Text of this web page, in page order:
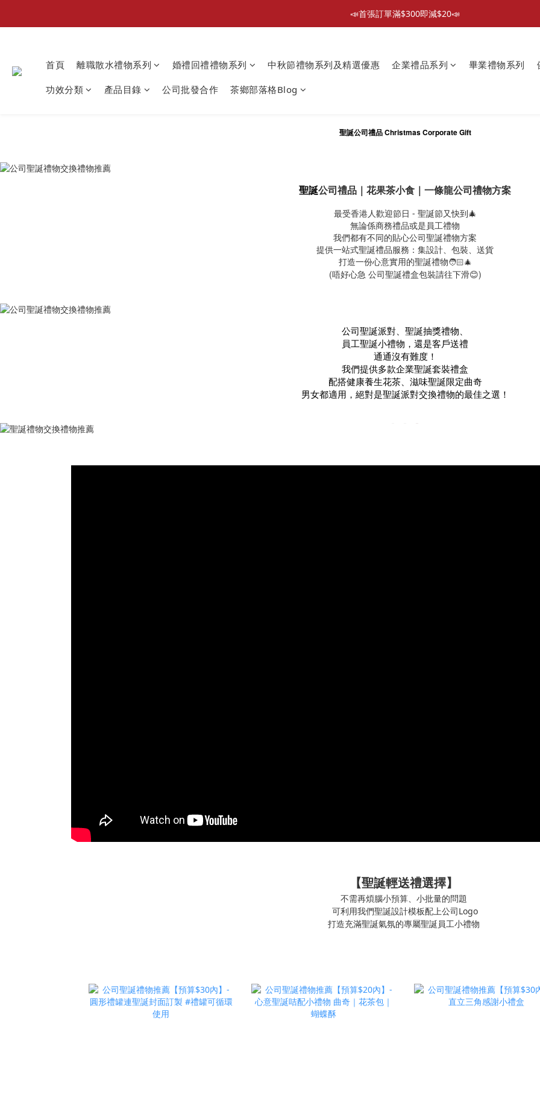
📣首張訂單滿$300即減$20📣
📣首張訂單滿$300即減$20📣
📦折後付款滿$300免運費 （香港、澳門）
首頁 離職散水禮物系列 婚禮回禮禮物系列 中秋節禮物系列及精選優惠 企業禮品系列 畢業禮物系列
功效分類 產品目錄 公司批發合作 茶鄉部落格Blog
聖誕公司禮品 Christmas Corporate Gift
聖誕公司禮品｜花果茶小食｜一條龍公司禮物方案
最受香港人歡迎節日 - 聖誕節又快到🎄
無論係商務禮品或是員工禮物
我們都有不同的貼心公司聖誕禮物方案
提供一站式聖誕禮品服務：集設計、包裝、送貨
打造一份心意實用的聖誕禮物🧑🏻‍🎄
(唔好心急 公司聖誕禮盒包裝請往下滑😊)
公司聖誕派對、聖誕抽獎禮物、
員工聖誕小禮物，還是客戶送禮
通通沒有難度！
我們提供多款企業聖誕套裝禮盒
配搭健康養生花茶、滋味聖誕限定曲奇
男女都適用，絕對是聖誕派對交換禮物的最佳之選！
【聖誕輕送禮選擇】
不需再煩腦小預算、小批量的問題
可利用我們聖誕設計模板配上公司Logo
打造充滿聖誕氣氛的專屬聖誕員工小禮物